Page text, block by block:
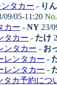
ンタカー - りん
09/05-11:20
カー - NY 23/
タカー - たけ
ンタカー - お
ンタカー -
ンタカー -
タカ予約につ